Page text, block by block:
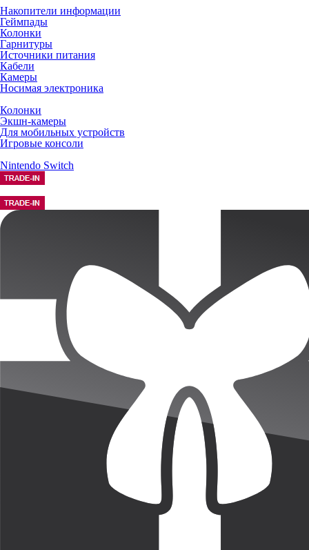
Накопители информации
Геймпады
Колонки
Гарнитуры
Источники питания
Кабели
Камеры
Носимая электроника
Колонки
Экшн-камеры
Для мобильных устройств
Игровые консоли
Nintendo Switch